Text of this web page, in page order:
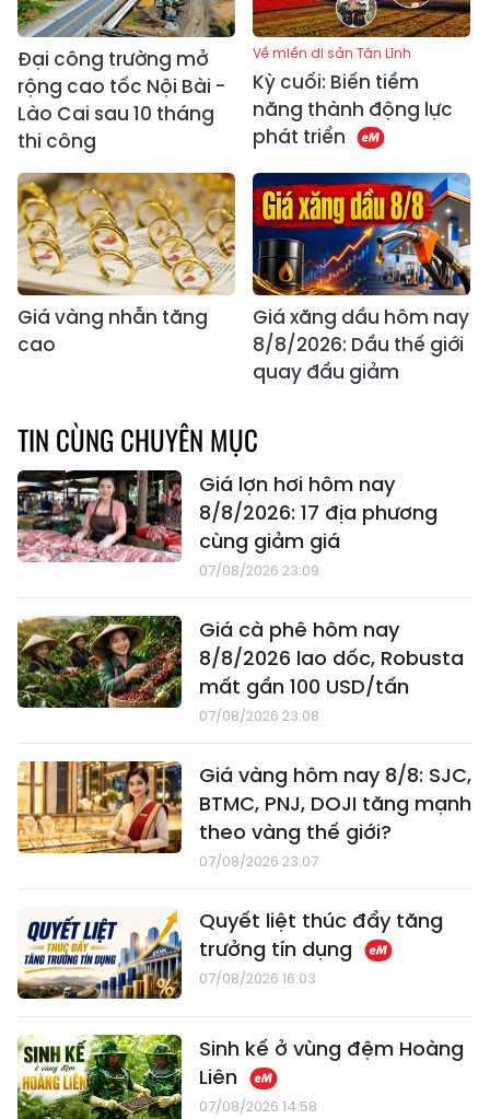
Đại công trường mở
rộng cao tốc Nội Bài -
Lào Cai sau 10 tháng
thi công
Về miền di sản Tân Lĩnh
Kỳ cuối: Biến tiềm
năng thành động lực
phát triển
Giá vàng nhẫn tăng
cao
Giá xăng dầu hôm nay
8/8/2026: Dầu thế giới
quay đầu giảm
TIN CÙNG CHUYÊN MỤC
Giá lợn hơi hôm nay
8/8/2026: 17 địa phương
cùng giảm giá
07/08/2026 23:09
Giá cà phê hôm nay
8/8/2026 lao dốc, Robusta
mất gần 100 USD/tấn
07/08/2026 23:08
Giá vàng hôm nay 8/8: SJC,
BTMC, PNJ, DOJI tăng mạnh
theo vàng thế giới?
07/08/2026 23:07
Quyết liệt thúc đẩy tăng
trưởng tín dụng
07/08/2026 16:03
Sinh kế ở vùng đệm Hoàng
Liên
07/08/2026 14:58